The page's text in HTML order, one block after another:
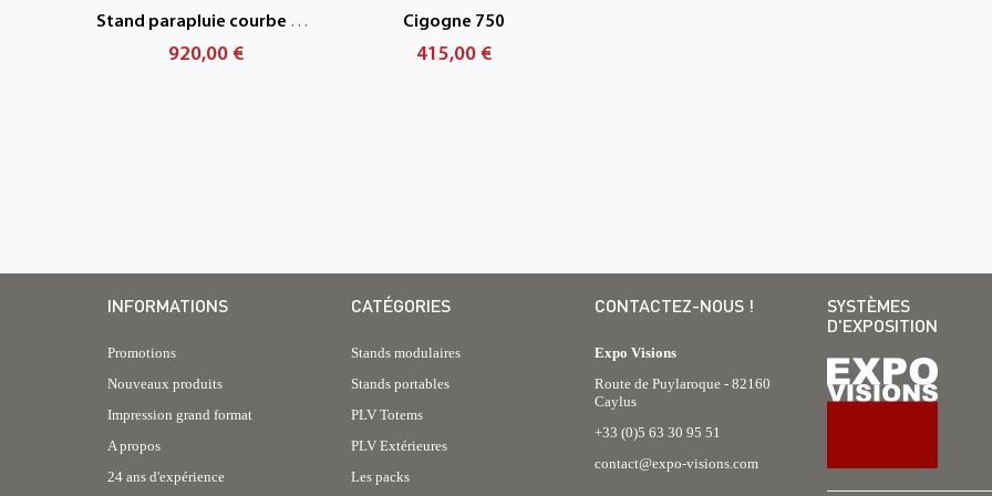
Stand parapluie courbe éco 4x3
920,00 €
Cigogne 750
415,00 €
INFORMATIONS
Promotions
Nouveaux produits
Impression grand format
A propos
24 ans d'expérience
CATÉGORIES
Stands modulaires
Stands portables
PLV Totems
PLV Extérieures
Les packs
CONTACTEZ-NOUS !
Expo Visions
Route de Puylaroque - 82160
Caylus
+33 (0)5 63 30 95 51
contact@expo-visions.com
SYSTÈMES
D'EXPOSITION